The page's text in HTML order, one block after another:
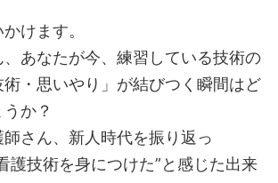
けます。
あなたが今、練習している技術の
・思いやり」が結びつく瞬間はど
か？
さん、新人時代を振り返っ
護技術を身につけた”と感じた出来